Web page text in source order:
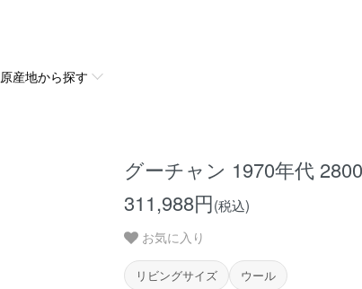
原産地から探す
グーチャン 1970年代
311,988円(税込)
お気に入り
リビングサイズ ウール